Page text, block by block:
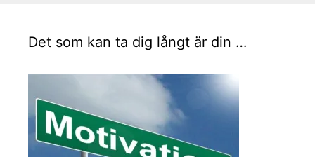
Det som kan ta dig långt är din …